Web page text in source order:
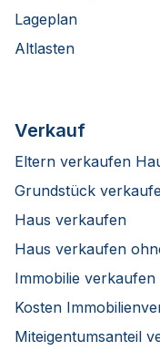
Lageplan
Altlasten
Verkauf
Eltern verkaufen
Grundstück
Haus verkaufen
Haus verkaufen
Immobilie verkaufen
Kosten
Miteigentumsanteil